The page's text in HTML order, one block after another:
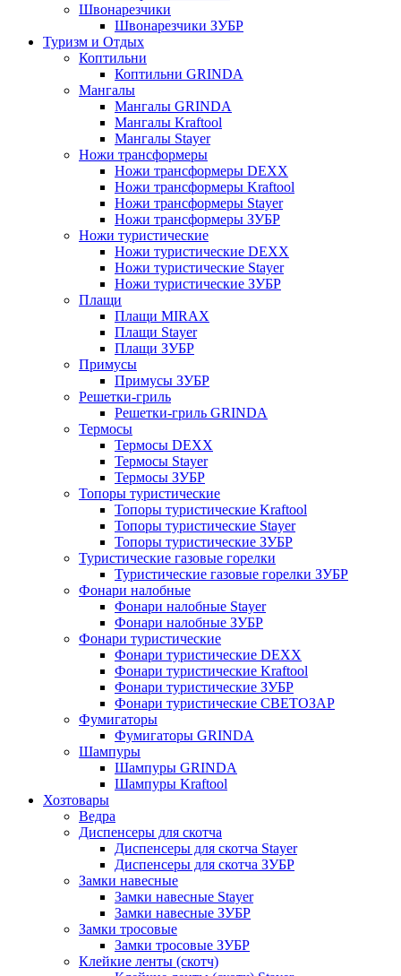
Швонарезчики
Швонарезчики ЗУБР
Туризм и Отдых
Коптильни
Коптильни GRINDA
Мангалы
Мангалы GRINDA
Мангалы Kraftool
Мангалы Stayer
Ножи трансформеры
Ножи трансформеры DEXX
Ножи трансформеры Kraftool
Ножи трансформеры Stayer
Ножи трансформеры ЗУБР
Ножи туристические
Ножи туристические DEXX
Ножи туристические Stayer
Ножи туристические ЗУБР
Плащи
Плащи MIRAX
Плащи Stayer
Плащи ЗУБР
Примусы
Примусы ЗУБР
Решетки-гриль
Решетки-гриль GRINDA
Термосы
Термосы DEXX
Термосы Stayer
Термосы ЗУБР
Топоры туристические
Топоры туристические Kraftool
Топоры туристические Stayer
Топоры туристические ЗУБР
Туристические газовые горелки
Туристические газовые горелки ЗУБР
Фонари налобные
Фонари налобные Stayer
Фонари налобные ЗУБР
Фонари туристические
Фонари туристические DEXX
Фонари туристические Kraftool
Фонари туристические ЗУБР
Фонари туристические СВЕТОЗАР
Фумигаторы
Фумигаторы GRINDA
Шампуры
Шампуры GRINDA
Шампуры Kraftool
Хозтовары
Ведра
Диспенсеры для скотча
Диспенсеры для скотча Stayer
Диспенсеры для скотча ЗУБР
Замки навесные
Замки навесные Stayer
Замки навесные ЗУБР
Замки тросовые
Замки тросовые ЗУБР
Клейкие ленты (скотч)